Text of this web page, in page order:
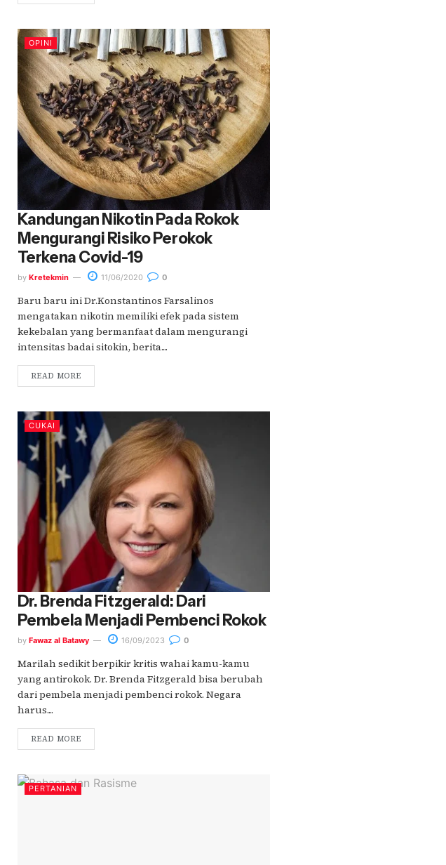
OPINI
Kandungan Nikotin Pada Rokok
Mengurangi Risiko Perokok
Terkena Covid-19
by Kretekmin 11/06/2020 0
Baru baru ini Dr.Konstantinos Farsalinos
mengatakan nikotin memiliki efek pada sistem
kekebalan yang bermanfaat dalam mengurangi
intensitas badai sitokin, berita....
READ MORE
CUKAI
Dr. Brenda Fitzgerald: Dari
Pembela Menjadi Pembenci Rokok
by Fawaz al Batawy 16/09/2023 0
Marilah sedikit berpikir kritis wahai kamu-kamu
yang antirokok. Dr. Brenda Fitzgerald bisa berubah
dari pembela menjadi pembenci rokok. Negara
harus....
READ MORE
PERTANIAN